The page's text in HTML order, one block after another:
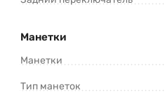
Манетки
Манетки
Тип манеток